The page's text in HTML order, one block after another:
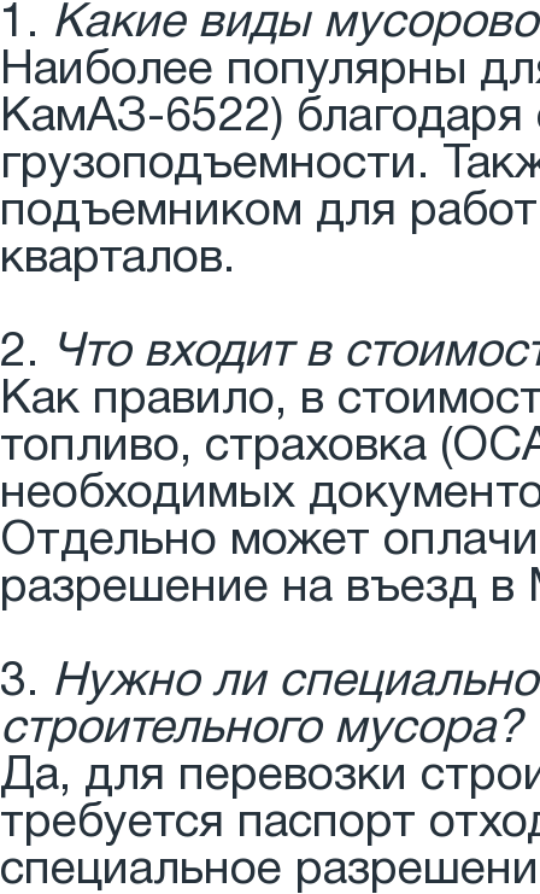
1. Какие виды
Наиболее популярны
КамАЗ-6522) благодаря
грузоподъемности.
подъемником для
кварталов.
2. Что входит в
Как правило, в
топливо, страховка
необходимых
Отдельно может
разрешение на въезд в
3. Нужно ли
строительного мусора?
Да, для перевозки
требуется паспорт
специальное